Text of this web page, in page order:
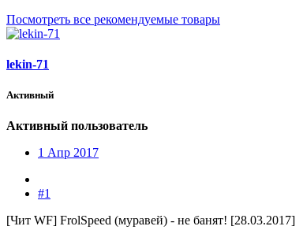
Посмотреть все рекомендуемые товары
lekin-71
Активный
Активный пользователь
1 Апр 2017
#1
[Чит WF] FrolSpeed (муравей) - не банят! [28.03.2017]